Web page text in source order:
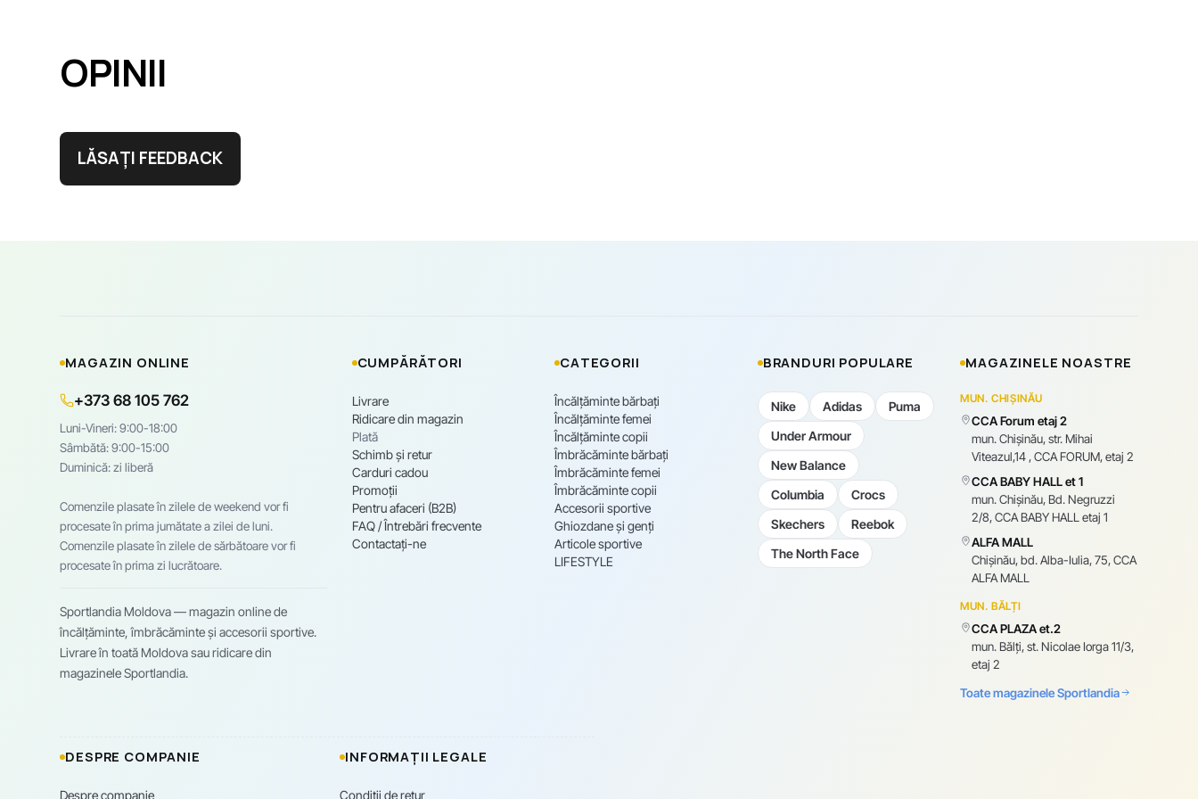
OPINII
LĂSAȚI FEEDBACK
MAGAZIN ONLINE
+373 68 105 762
Luni-Vineri: 9:00-18:00
Sâmbătă: 9:00-15:00
Duminică: zi liberă
Comenzile plasate în zilele de weekend vor fi
procesate în prima jumătate a zilei de luni.
Comenzile plasate în zilele de sărbătoare vor fi
procesate în prima zi lucrătoare.
Sportlandia Moldova — magazin online de
încălțăminte, îmbrăcăminte și accesorii sportive.
Livrare în toată Moldova sau ridicare din
magazinele Sportlandia.
CUMPĂRĂTORI
Livrare
Ridicare din magazin
Plată
Schimb și retur
Carduri cadou
Promoții
Pentru afaceri (B2B)
FAQ / Întrebări frecvente
Contactați-ne
CATEGORII
Încălțăminte bărbați
Încălțăminte femei
Încălțăminte copii
Îmbrăcăminte bărbați
Îmbrăcăminte femei
Îmbrăcăminte copii
Accesorii sportive
Ghiozdane și genți
Articole sportive
LIFESTYLE
BRANDURI POPULARE
Nike Adidas
Puma
Under Armour
New Balance
Columbia
Crocs
Skechers
Reebok
The North Face
MAGAZINELE NOASTRE
MUN. CHIȘINĂU
CCA Forum etaj 2
mun. Chişinău, str. Mihai
Viteazul,14 , CCA FORUM, etaj 2
CCA BABY HALL et 1
mun. Chişinău, Bd. Negruzzi
2/8, CCA BABY HALL etaj 1
ALFA MALL
Chișinău, bd. Alba-Iulia, 75, CCA
ALFA MALL
MUN. BĂLȚI
CCA PLAZA et.2
mun. Bălți, st. Nicolae Iorga 11/3,
etaj 2
Toate magazinele Sportlandia
DESPRE COMPANIE
Despre companie
INFORMAȚII LEGALE
Condiții de retur